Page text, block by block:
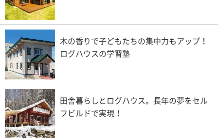
木の香りで子どもたちの集中力もアップ！
ログハウスの学習塾
田舎暮らしとログハウス。長年の夢をセル
フビルドで実現！